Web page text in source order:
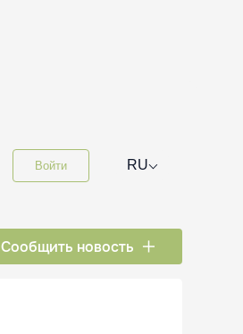
Войти RU⌵
Сообщить новость